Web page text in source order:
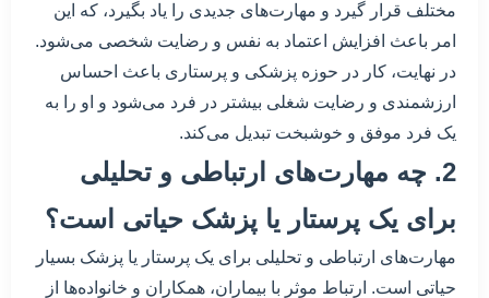
مختلف قرار گیرد و مهارت‌های جدیدی را یاد بگیرد، که این
امر باعث افزایش اعتماد به نفس و رضایت شخصی می‌شود.
در نهایت، کار در حوزه پزشکی و پرستاری باعث احساس
ارزشمندی و رضایت شغلی بیشتر در فرد می‌شود و او را به
یک فرد موفق و خوشبخت تبدیل می‌کند.
2. چه مهارت‌های ارتباطی و تحلیلی
برای یک پرستار یا پزشک حیاتی است؟
مهارت‌های ارتباطی و تحلیلی برای یک پرستار یا پزشک بسیار
حیاتی است. ارتباط موثر با بیماران، همکاران و خانواده‌ها از